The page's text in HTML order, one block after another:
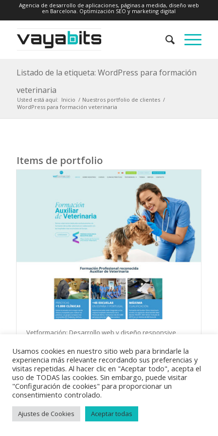
Agencia de desarrollo de aplicaciones, páginas a medida, diseño web
en Barcelona. Optimización SEO y marketing digital
Listado de la etiqueta: WordPress para formación
veterinaria
Usted está aquí: Inicio / Nuestros portfolio de clientes /
WordPress para formación veterinaria
Items de portfolio
Vetformación: Desarrollo web y diseño responsive
Política de privacidad| Política de cookies
Usamos cookies en nuestro sitio web para brindarle la
experiencia más relevante recordando sus preferencias y
visitas repetidas. Al hacer clic en "Aceptar todo", acepta el
uso de TODAS las cookies. Sin embargo, puede visitar
"Configuración de cookies" para proporcionar un
consentimiento controlado.
Ajustes de Cookies Aceptar todas